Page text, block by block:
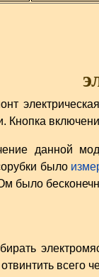
Кнопка
данной
было
было
всего